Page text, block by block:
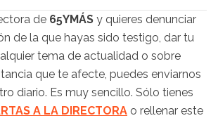
de 65YMÁS y quieres denunciar
de la que hayas sido testigo, dar tu
tema de actualidad o sobre
que te afecte, puedes enviarnos
diario. Es muy sencillo. Sólo tienes
A LA DIRECTORA o rellenar este